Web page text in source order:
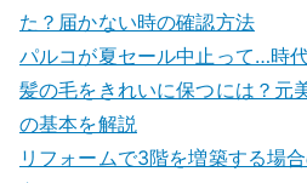
た？届かない時の確認方法
パルコが夏セール中止って…時
髪の毛をきれいに保つには？元
の基本を解説
リフォームで3階を増築する場